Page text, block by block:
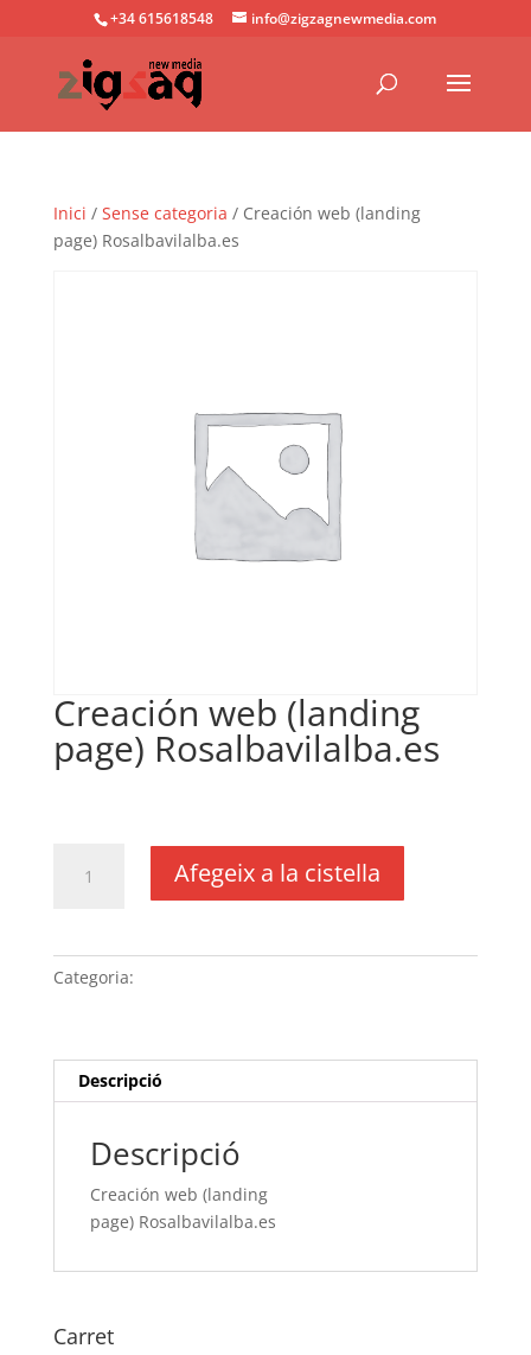
+34 615618548 info@zigzagnewmedia.com
Inici / Sense categoria / Creación web (landing
page) Rosalbavilalba.es
Creación web (landing
page) Rosalbavilalba.es
(landing
page) Rosalbavilalba.es
Afegeix a la cistella
Categoria:
Descripció
Descripció
Creación web (landing
page) Rosalbavilalba.es
Carret